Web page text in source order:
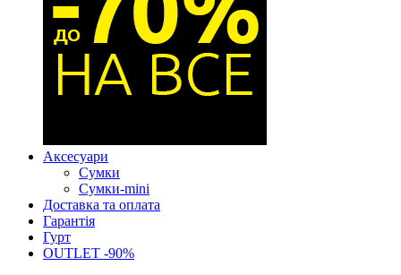
Аксесуари
Сумки
Сумки-mini
Доставка та оплата
Гарантія
Гурт
OUTLET -90%